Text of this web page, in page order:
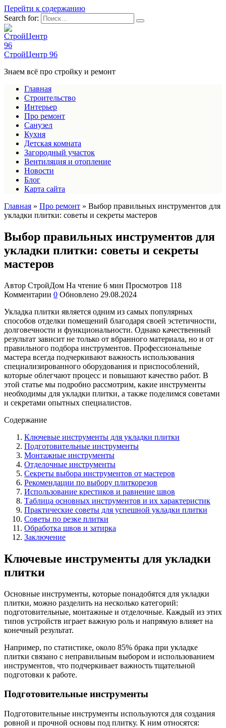
Перейти к содержанию
Search for:
СтройЦентр 96
Знаем всё про стройку и ремонт
Главная
Строительство
Интерьер
Про ремонт
Санузел
Кухня
Детская комната
Загородный участок
Вентиляция и отопление
Новости
Блог
Карта сайта
Главная » Про ремонт » Выбор правильных инструментов для
укладки плитки: советы и секреты мастеров
Выбор правильных инструментов для
укладки плитки: советы и секреты
мастеров
Автор СтройДом На чтение 6 мин Просмотров 118
Комментарии 0 Обновлено 29.08.2024
Укладка плитки является одним из самых популярных
способов отделки помещений благодаря своей эстетичности,
долговечности и функциональности. Однако качественный
результат зависит не только от вбранного материала, но и от
правильного подбора инструментов. Профессиональные
мастера всегда подчеркивают важность использования
специализированного оборудования и приспособлений,
которые облегчают процесс и повышают качество работ. В
этой статье мы подробно рассмотрим, какие инструменты
необходимы для укладки плитки, а также поделимся советами
и секретами опытных специалистов.
Содержание
Ключевые инструменты для укладки плитки
Подготовительные инструменты
Монтажные инструменты
Отделочные инструменты
Секреты выбора инструментов от мастеров
Рекомендации по выбору плиткорезов
Использование крестиков и равнение швов
Таблица основных инструментов и их характеристик
Практические советы для успешной укладки плитки
Советы по резке плитки
Обработка швов и затирка
Заключение
Ключевые инструменты для укладки
плитки
Основные инструменты, которые понадобятся для укладки
плитки, можно разделить на несколько категорий:
подготовительные, монтажные и отделочные. Каждый из этих
типов устройств играет важную роль и напрямую влияет на
конечный результат.
Например, по статистике, около 85% брака при укладке
плитки связано с неправильным выбором и использованием
инструментов, что подчеркивает важность тщательной
подготовки к работе.
Подготовительные инструменты
Подготовительные инструменты используются для создания
ровной и прочной основы под плитку. К ним относятся: